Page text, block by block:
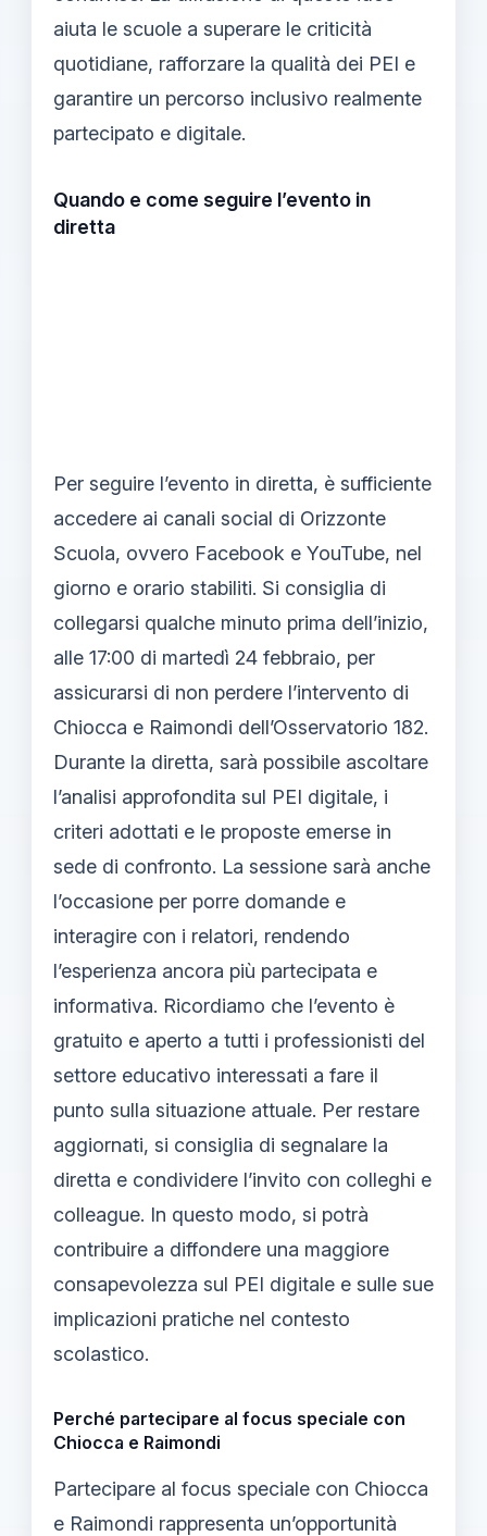
aiuta le scuole a superare le criticità
quotidiane, rafforzare la qualità dei PEI e
garantire un percorso inclusivo realmente
partecipato e digitale.
Quando e come seguire l’evento in
diretta
Per seguire l’evento in diretta, è sufficiente
accedere ai canali social di Orizzonte
Scuola, ovvero Facebook e YouTube, nel
giorno e orario stabiliti. Si consiglia di
collegarsi qualche minuto prima dell’inizio,
alle 17:00 di martedì 24 febbraio, per
assicurarsi di non perdere l’intervento di
Chiocca e Raimondi dell’Osservatorio 182.
Durante la diretta, sarà possibile ascoltare
l’analisi approfondita sul PEI digitale, i
criteri adottati e le proposte emerse in
sede di confronto. La sessione sarà anche
l’occasione per porre domande e
interagire con i relatori, rendendo
l’esperienza ancora più partecipata e
informativa. Ricordiamo che l’evento è
gratuito e aperto a tutti i professionisti del
settore educativo interessati a fare il
punto sulla situazione attuale. Per restare
aggiornati, si consiglia di segnalare la
diretta e condividere l’invito con colleghi e
colleague. In questo modo, si potrà
contribuire a diffondere una maggiore
consapevolezza sul PEI digitale e sulle sue
implicazioni pratiche nel contesto
scolastico.
Perché partecipare al focus speciale con
Chiocca e Raimondi
Partecipare al focus speciale con Chiocca
e Raimondi rappresenta un’opportunità